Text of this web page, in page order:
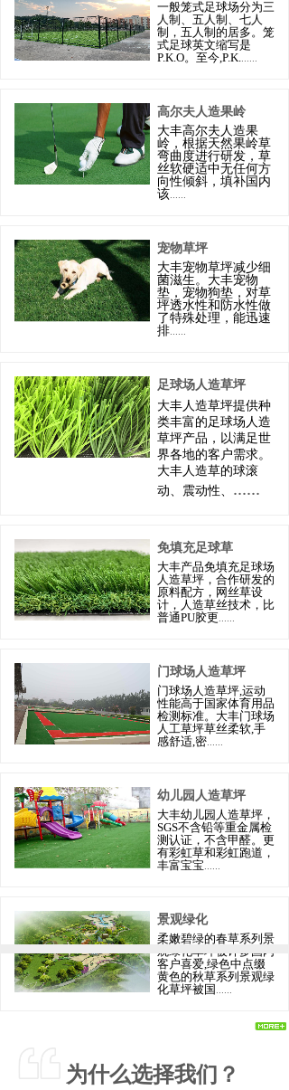
一般笼式足球场分为三
人制、五人制、七人
制，五人制的居多。笼
式足球英文缩写是
P.K.O。至今,P.K.
高尔夫人造果岭
大丰高尔夫人造果
岭，根据天然果岭草
弯曲度进行研发，草
丝软硬适中无任何方
向性倾斜，填补国内
该
宠物草坪
大丰宠物草坪减少细
菌滋生。 大丰宠物
垫，宠物狗垫，对草
坪透水性和防水性做
了特殊处理，能迅速
排
足球场人造草坪
大丰人造草坪提供种
类丰富的足球场人造
草坪产品，以满足世
界各地的客户需求。
大丰人造草的球滚
动、震动性、 ......
免填充足球草
大丰产品免填充足球场
人造草坪 ，合作研发的
原料配方，网丝草设
计，人造草丝技术，比
普通PU胶更
门球场人造草坪
门球场人造草坪,运动
性能高于国家体育用品
检测标准。 大丰门球场
人工草坪草丝柔软,手
感舒适,密
幼儿园人造草坪
大丰幼儿园人造草坪，
SGS不含铅等重金属检
测认证，不含甲醛。更
有彩虹草和彩虹跑道，
丰富宝宝
景观绿化
柔嫩碧绿的春草系列景
观绿化草坪被许多国内
客户喜爱,绿色中点缀
黄色的秋草系列景观绿
化草坪被国
为什么选择我们？